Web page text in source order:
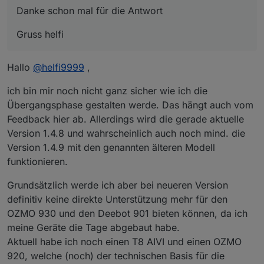
Danke schon mal für die Antwort
Gruss helfi
Hallo @helfi9999 ,
ich bin mir noch nicht ganz sicher wie ich die
Übergangsphase gestalten werde. Das hängt auch vom
Feedback hier ab. Allerdings wird die gerade aktuelle
Version 1.4.8 und wahrscheinlich auch noch mind. die
Version 1.4.9 mit den genannten älteren Modell
funktionieren.
Grundsätzlich werde ich aber bei neueren Version
definitiv keine direkte Unterstützung mehr für den
OZMO 930 und den Deebot 901 bieten können, da ich
meine Geräte die Tage abgebaut habe.
Aktuell habe ich noch einen T8 AIVI und einen OZMO
920, welche (noch) der technischen Basis für die